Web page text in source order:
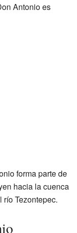
Antonio es
forma parte de
hacia la cuenca
río Tezontepec.